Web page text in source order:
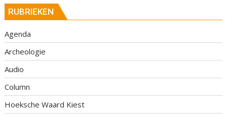
RUBRIEKEN
Agenda
Archeologie
Audio
Column
Hoeksche Waard Kiest